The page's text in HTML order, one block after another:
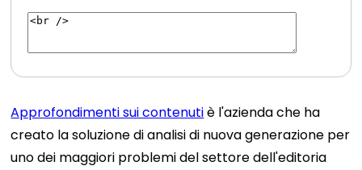
Approfondimenti sui contenutiè l'azienda che ha
creato la soluzione di analisi di nuova generazione per
uno dei maggiori problemi del settore dell'editoria